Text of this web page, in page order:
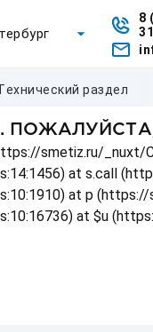
8
31
технический раздел
smetiz.ru/_nuxt/
at s.call
at p
at $u